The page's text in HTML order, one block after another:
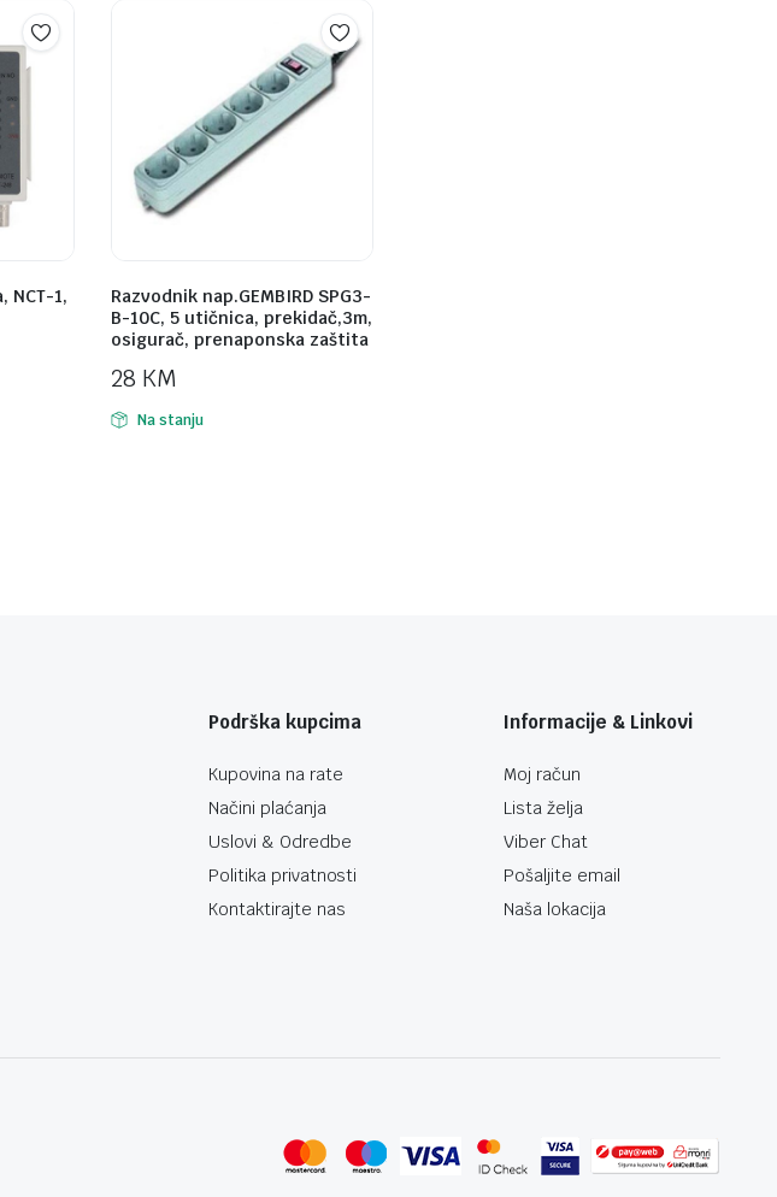
NCT-1,
Razvodnik nap.GEMBIRD SPG3-
B-10C, 5 utičnica, prekidač,3m,
osigurač, prenaponska zaštita
28 KM
Na stanju
Podrška kupcima
Kupovina na rate
Načini plaćanja
Uslovi & Odredbe
Politika privatnosti
Kontaktirajte nas
Informacije & Linkovi
Moj račun
Lista želja
Viber Chat
Pošaljite email
Naša lokacija